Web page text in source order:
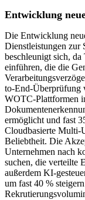
Entwicklung
Die Entwicklung
Dienstleistungen zur
beschleunigt sich,
einführen, die die
to-End-Überprüfung
WOTC-Plattformen
ermöglicht und fast
Cloudbasierte Multi-
Beliebtheit. Die
Unternehmen nach
suchen, die verteilte
außerdem KI-
um fast 40 %